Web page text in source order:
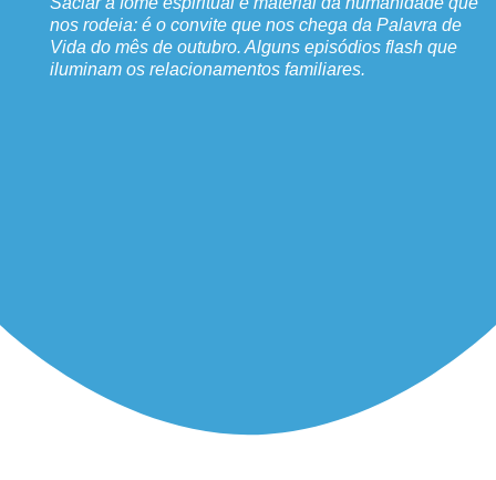
nos rodeia: é o convite que nos chega da Palavra de
Vida do mês de outubro. Alguns episódios flash que
iluminam os relacionamentos familiares.